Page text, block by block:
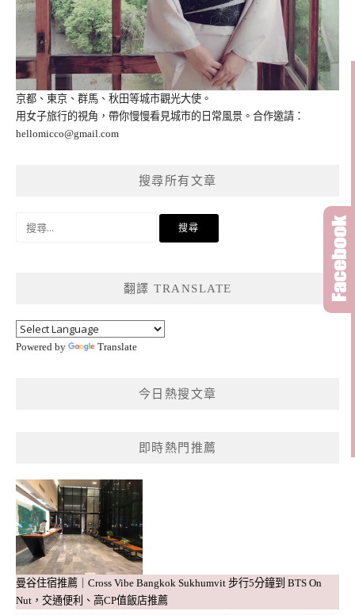
京都、東京、群馬、秋田等城市觀光大使。
用女子旅行的視角，帶你慢慢看見城市的日常風景。合作邀請：
hellomicco@gmail.com
搜尋所有文章
翻譯 TRANSLATE
Powered by Translate
今日熱搜文章
即時熱門推薦
曼谷住宿推薦｜Cross Vibe Bangkok Sukhumvit 步行5分鐘到 BTS On
Nut，交通便利、高CP值飯店推薦